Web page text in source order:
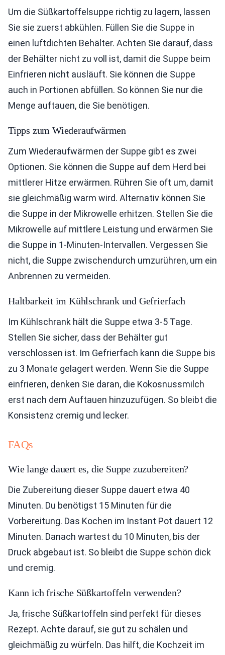
Um die Süßkartoffelsuppe richtig zu lagern, lassen
Sie sie zuerst abkühlen. Füllen Sie die Suppe in
einen luftdichten Behälter. Achten Sie darauf, dass
der Behälter nicht zu voll ist, damit die Suppe beim
Einfrieren nicht ausläuft. Sie können die Suppe
auch in Portionen abfüllen. So können Sie nur die
Menge auftauen, die Sie benötigen.
Tipps zum Wiederaufwärmen
Zum Wiederaufwärmen der Suppe gibt es zwei
Optionen. Sie können die Suppe auf dem Herd bei
mittlerer Hitze erwärmen. Rühren Sie oft um, damit
sie gleichmäßig warm wird. Alternativ können Sie
die Suppe in der Mikrowelle erhitzen. Stellen Sie die
Mikrowelle auf mittlere Leistung und erwärmen Sie
die Suppe in 1-Minuten-Intervallen. Vergessen Sie
nicht, die Suppe zwischendurch umzurühren, um ein
Anbrennen zu vermeiden.
Haltbarkeit im Kühlschrank und Gefrierfach
Im Kühlschrank hält die Suppe etwa 3-5 Tage.
Stellen Sie sicher, dass der Behälter gut
verschlossen ist. Im Gefrierfach kann die Suppe bis
zu 3 Monate gelagert werden. Wenn Sie die Suppe
einfrieren, denken Sie daran, die Kokosnussmilch
erst nach dem Auftauen hinzuzufügen. So bleibt die
Konsistenz cremig und lecker.
FAQs
Wie lange dauert es, die Suppe zuzubereiten?
Die Zubereitung dieser Suppe dauert etwa 40
Minuten. Du benötigst 15 Minuten für die
Vorbereitung. Das Kochen im Instant Pot dauert 12
Minuten. Danach wartest du 10 Minuten, bis der
Druck abgebaut ist. So bleibt die Suppe schön dick
und cremig.
Kann ich frische Süßkartoffeln verwenden?
Ja, frische Süßkartoffeln sind perfekt für dieses
Rezept. Achte darauf, sie gut zu schälen und
gleichmäßig zu würfeln. Das hilft, die Kochzeit im